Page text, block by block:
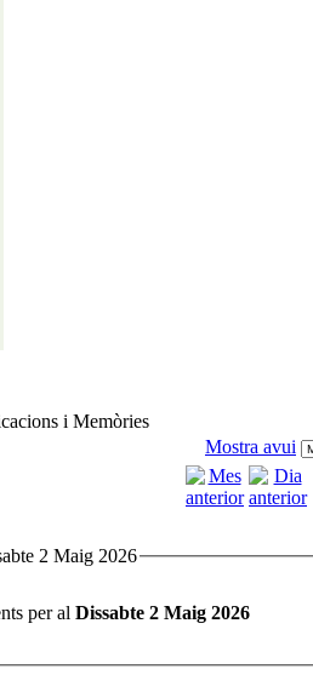
i Memòries
Mostra avui
2 Maig 2026
per al Dissabte 2 Maig 2026